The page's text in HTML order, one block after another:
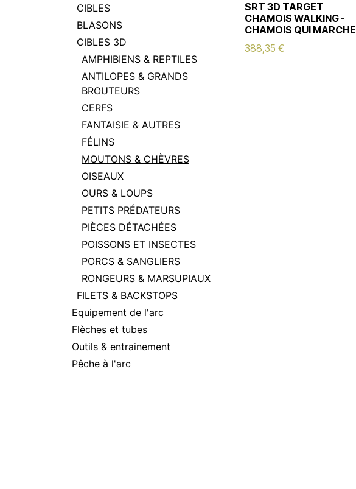
CIBLES
BLASONS
CIBLES 3D
AMPHIBIENS & REPTILES
ANTILOPES & GRANDS
BROUTEURS
CERFS
FANTAISIE & AUTRES
FÉLINS
MOUTONS & CHÈVRES
OISEAUX
OURS & LOUPS
PETITS PRÉDATEURS
PIÈCES DÉTACHÉES
POISSONS ET INSECTES
PORCS & SANGLIERS
RONGEURS & MARSUPIAUX
FILETS & BACKSTOPS
Equipement de l'arc
Flèches et tubes
Outils & entrainement
Pêche à l'arc
SRT 3D TARGET
CHAMOIS WALKING -
CHAMOIS QUI MARCHE
388,35 €